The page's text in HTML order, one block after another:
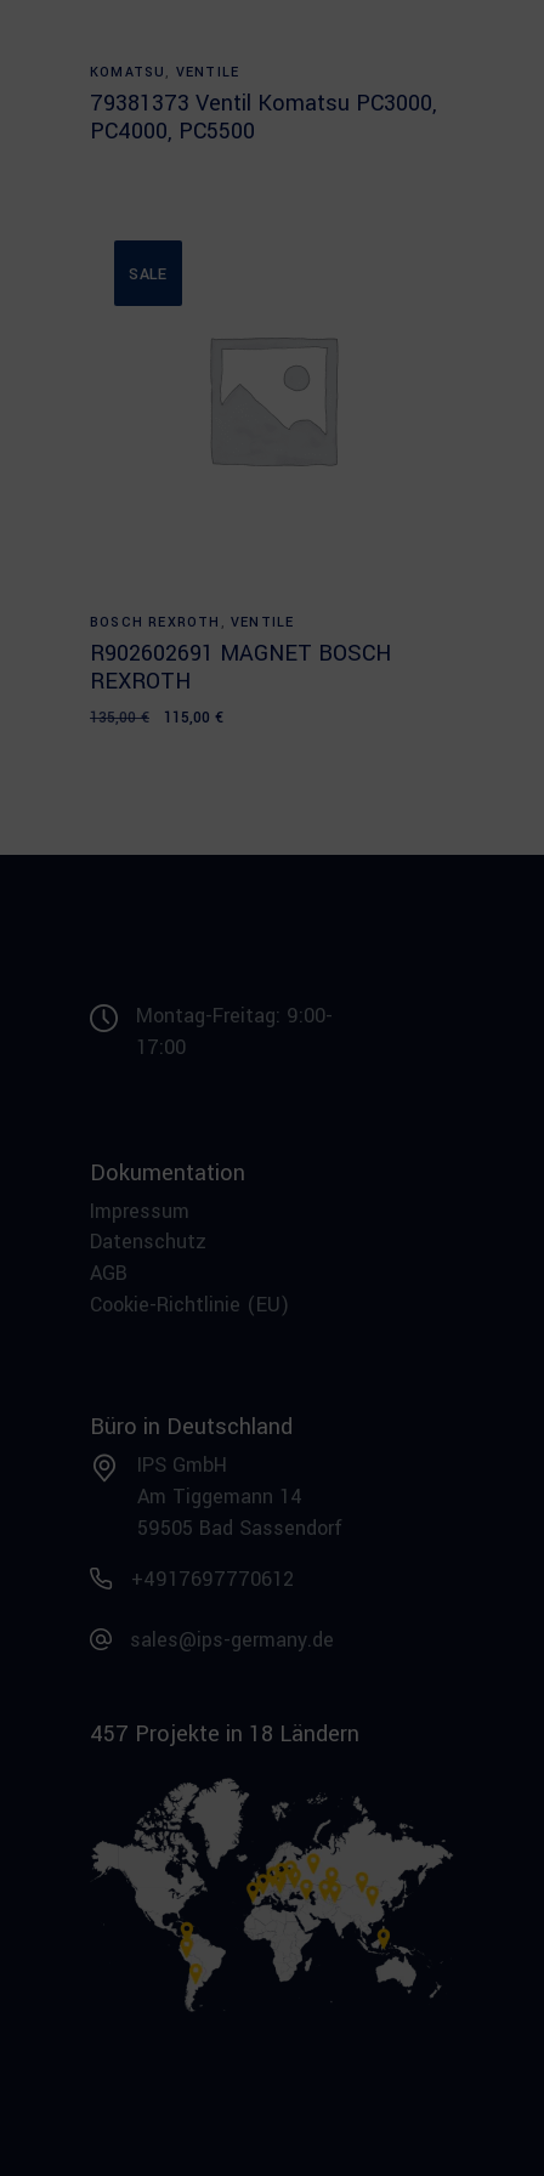
Read more
KOMATSU , VENTILE
79381373 Ventil Komatsu PC3000,
PC4000, PC5500
SALE
Add to cart
BOSCH REXROTH ,VENTILE
R902602691 MAGNET BOSCH
REXROTH
135,00€ Original
115,00 €Current
Montag-Freitag: 9:00-
17:00
Dokumentation
Impressum
Datenschutz
AGB
Cookie-Richtlinie (EU)
Büro in Deutschland
IPS GmbH
Am Tiggemann 14
59505 Bad Sassendorf
+4917697770612
sales@ips-germany.de
457 Projekte in 18 Ländern